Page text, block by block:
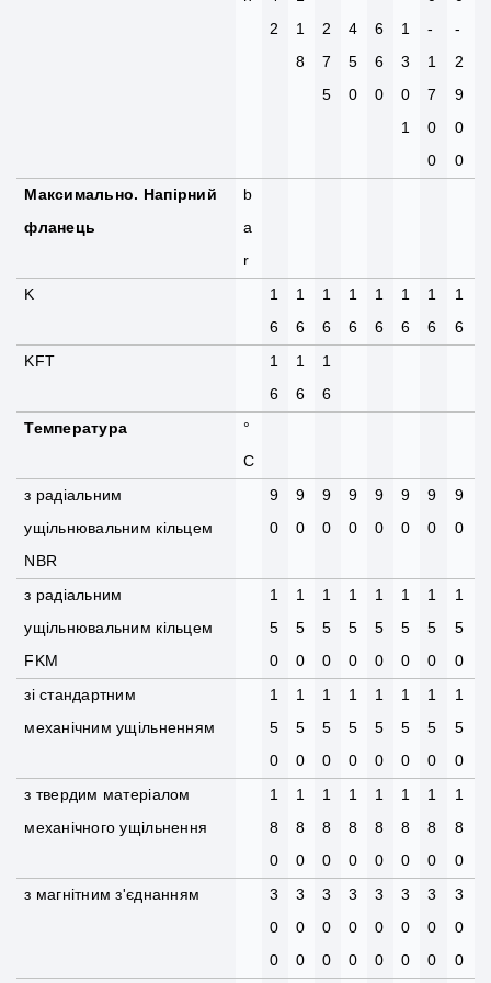
2
1
8
2
7
5
4
5
0
6
6
0
1
3
0
1
-
1
7
0
0
-
2
9
0
0
Максимально. Напірний
фланець
b
a
r
K
1
6
1
6
1
6
1
6
1
6
1
6
1
6
1
6
KFT
1
6
1
6
1
6
Температура
°
C
з радіальним
ущільнювальним кільцем
NBR
9
0
9
0
9
0
9
0
9
0
9
0
9
0
9
0
з радіальним
ущільнювальним кільцем
FKM
1
5
0
1
5
0
1
5
0
1
5
0
1
5
0
1
5
0
1
5
0
1
5
0
зі стандартним
механічним ущільненням
1
5
0
1
5
0
1
5
0
1
5
0
1
5
0
1
5
0
1
5
0
1
5
0
з твердим матеріалом
механічного ущільнення
1
8
0
1
8
0
1
8
0
1
8
0
1
8
0
1
8
0
1
8
0
1
8
0
з магнітним з'єднанням
3
0
0
3
0
0
3
0
0
3
0
0
3
0
0
3
0
0
3
0
0
3
0
0